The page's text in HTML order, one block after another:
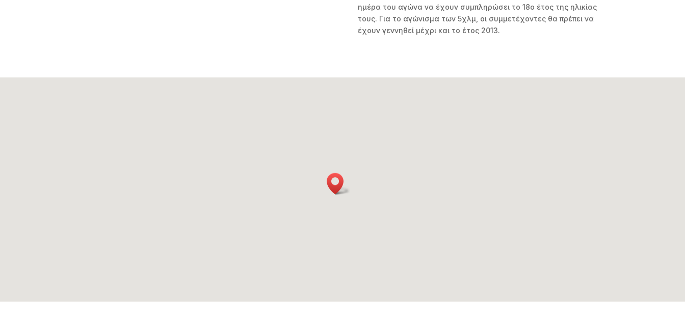
ημέρα του αγώνα να έχουν συμπληρώσει το 18ο έτος της ηλικίας
τους. Για το αγώνισμα των 5χλμ, οι συμμετέχοντες θα πρέπει να
έχουν γεννηθεί μέχρι και το έτος 2013.